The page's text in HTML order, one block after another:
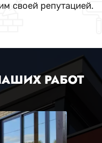
своей репутацией.
РАБОТ